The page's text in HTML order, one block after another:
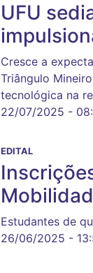
UFU
Cresce a
Triângulo
tecnológica na
22/07/2025 -
EDITAL
Estudantes de
26/06/2025 -